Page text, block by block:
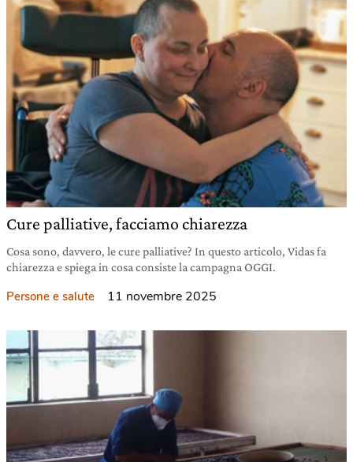
Cure palliative, facciamo chiarezza
Cosa sono, davvero, le cure palliative? In questo articolo, Vidas fa
chiarezza e spiega in cosa consiste la campagna OGGI.
Persone e salute 11 novembre 2025